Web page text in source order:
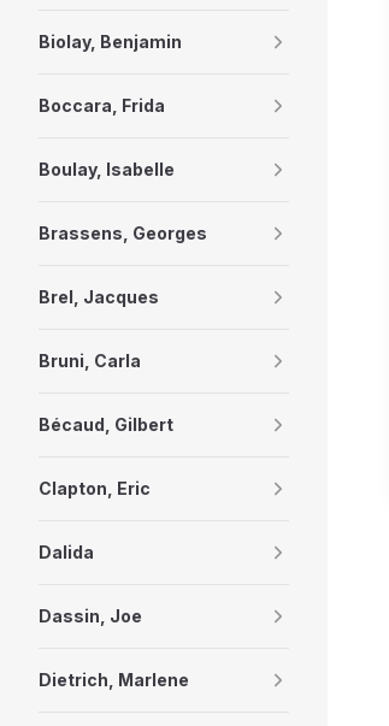
Biolay, Benjamin
Boccara, Frida
Boulay, Isabelle
Brassens, Georges
Brel, Jacques
Bruni, Carla
Bécaud, Gilbert
Clapton, Eric
Dalida
Dassin, Joe
Dietrich, Marlene